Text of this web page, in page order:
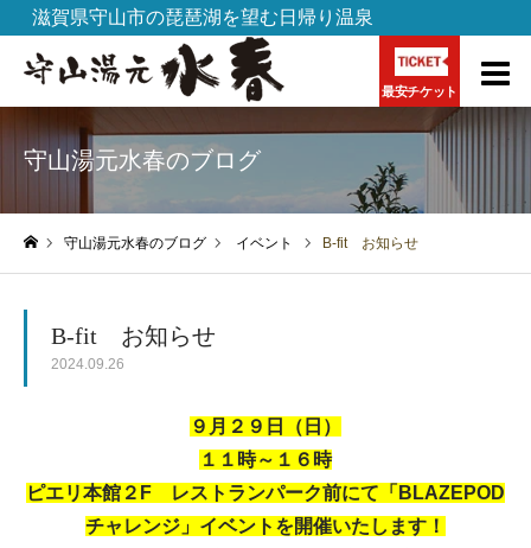
滋賀県守山市の琵琶湖を望む日帰り温泉
最安チケット
守山湯元水春のブログ
守山湯元水春のブログ イベント B-fit お知らせ
B-fit お知らせ
2024.09.26
９月２９日（日）
１１時～１６時
ピエリ本館２F レストランパーク前にて「BLAZEPOD
チャレンジ」イベントを開催いたします！